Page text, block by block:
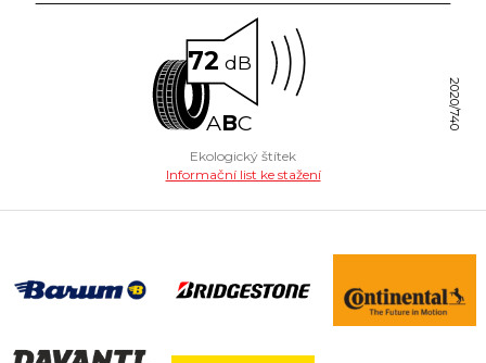
72 dB
ABC 2020/740
Ekologický štítek
Informační list ke stažení